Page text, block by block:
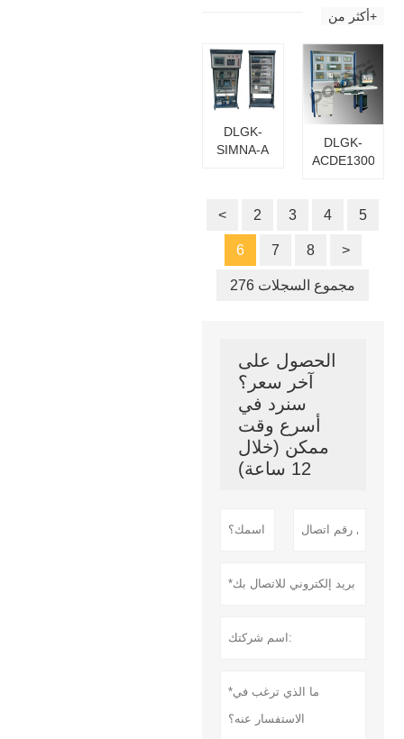
أكثر من+
DLGK-
SIMNA-A
الصناعية
لمعدات
المهني
DLGK-
ACDE1300
على
التحكم في
الصناعية
< 2 3 4 5
6 7 8 >
276 مجموع السجلات
الحصول على
آخر سعر؟
سنرد في
أسرع وقت
ممكن (خلال
12 ساعة)